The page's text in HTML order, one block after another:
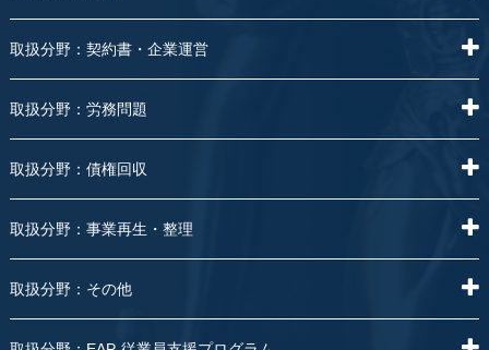
取扱分野：契約書・企業運営
取扱分野：労務問題
取扱分野：債権回収
取扱分野：事業再生・整理
取扱分野：その他